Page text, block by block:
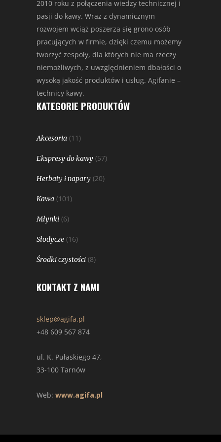
2010 roku z połączenia wiedzy technicznej i
pasji do kawy. Wraz z dynamicznym
rozwojem wciąż poszerza się grono osób
pracujących w firmie, dzięki czemu możemy
tworzyć zespoły, dla których nie ma rzeczy
niemożliwych, z uwzględnieniem dbałości o
wysoką jakość produktów i usług. Agifanie –
technicy kawy.
KATEGORIE PRODUKTÓW
Akcesoria (11)
Ekspresy do kawy (57)
Herbaty i napary (20)
Kawa (101)
Młynki (6)
Słodycze (16)
Środki czystości (8)
KONTAKT Z NAMI
sklep@agifa.pl
+48 609 567 874
ul. K. Pułaskiego 47,
33-100 Tarnów
Web: www.agifa.pl